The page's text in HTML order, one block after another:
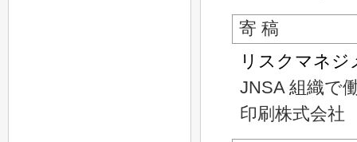
寄 稿
リスクマネ
JNSA 組織で
印刷株式会